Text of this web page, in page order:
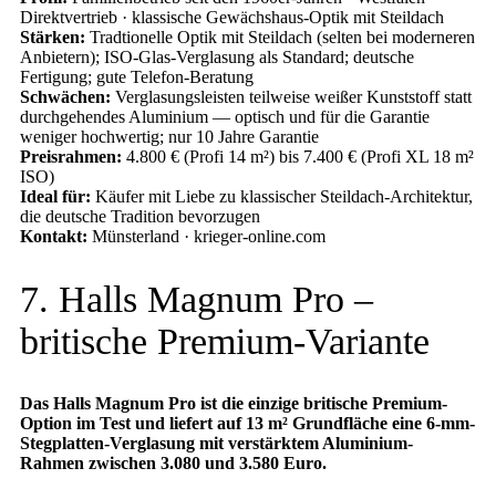
Direktvertrieb · klassische Gewächshaus-Optik mit Steildach
Stärken: Tradtionelle Optik mit Steildach (selten bei moderneren
Anbietern); ISO-Glas-Verglasung als Standard; deutsche
Fertigung; gute Telefon-Beratung
Schwächen: Verglasungsleisten teilweise weißer Kunststoff statt
durchgehendes Aluminium — optisch und für die Garantie
weniger hochwertig; nur 10 Jahre Garantie
Preisrahmen: 4.800 € (Profi 14 m²) bis 7.400 € (Profi XL 18 m²
ISO)
Ideal für: Käufer mit Liebe zu klassischer Steildach-Architektur,
die deutsche Tradition bevorzugen
Kontakt: Münsterland · krieger-online.com
7. Halls Magnum Pro –
britische Premium-Variante
Das Halls Magnum Pro ist die einzige britische Premium-
Option im Test und liefert auf 13 m² Grundfläche eine 6-mm-
Stegplatten-Verglasung mit verstärktem Aluminium-
Rahmen zwischen 3.080 und 3.580 Euro.